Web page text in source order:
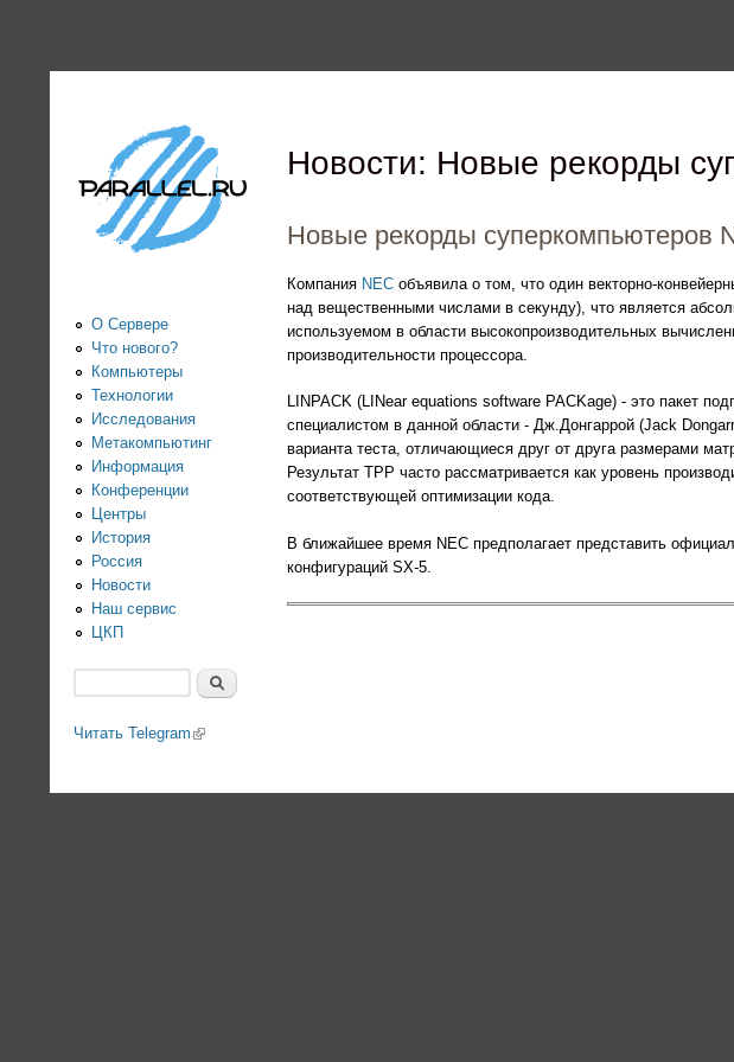
Информационно-
аналитический
центр по
параллельным
вычислениям
Новости: Новые рекорды
Новые рекорды суперкомпьютеров
Компания NEC объявила о том, что один векторно-
над вещественными числами в секунду), что является
используемом в области высокопроизводительных
производительности процессора.
LINPACK (LINear equations software PACKage) - это пакет
специалистом в данной области - Дж.Донгаррой (Jack
варианта теста, отличающиеся друг от друга размерами
Результат TPP часто рассматривается как уровень
соответствующей оптимизации кода.
В ближайшее время NEC предполагает представить
конфигураций SX-5.
О Сервере
Что нового?
Компьютеры
Технологии
Исследования
Метакомпьютинг
Информация
Конференции
Центры
История
Россия
Новости
Наш сервис
ЦКП
Читать Telegram (link is external)